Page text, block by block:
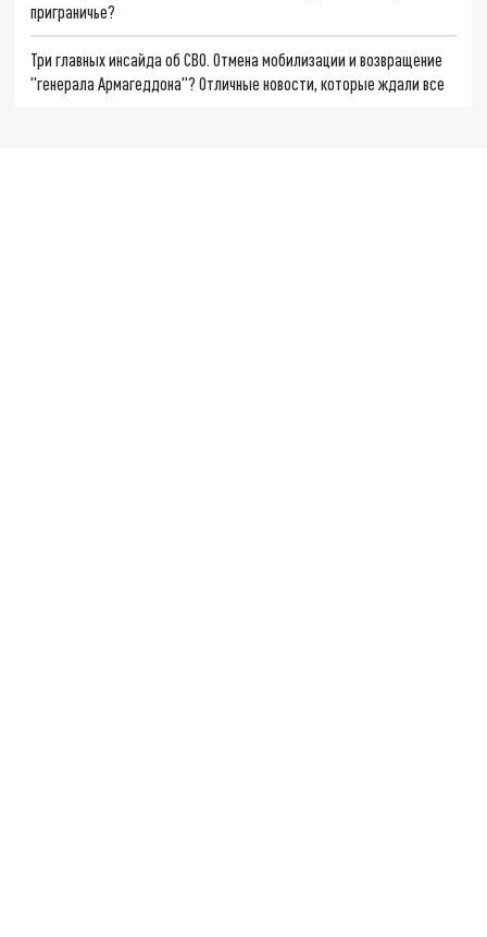
приграничье?
Три главных инсайда об СВО. Отмена мобилизации и возвращение
"генерала Армагеддона"? Отличные новости, которые ждали все